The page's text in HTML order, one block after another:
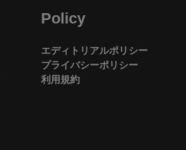
Policy
エディトリアルポリシー
プライバシーポリシー
利用規約